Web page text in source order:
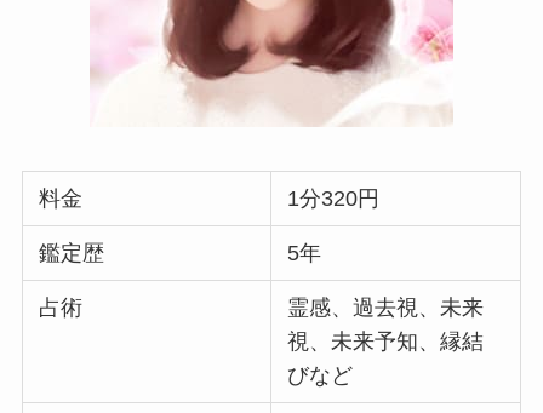
料金 1分320円
鑑定歴 5年
占術
霊感、過去視、未来
視、未来予知、縁結
びなど